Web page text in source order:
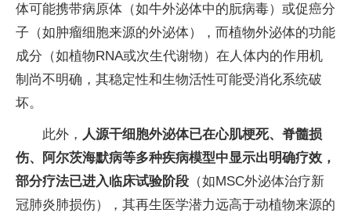
体可能携带病原体（如牛外泌体中的朊病毒）或促癌分
子（如肿瘤细胞来源的外泌体），而植物外泌体的功能
成分（如植物RNA或次生代谢物）在人体内的作用机
制尚不明确，其稳定性和生物活性可能受消化系统破
坏。
此外， 人源干细胞外泌体已在心肌梗死、脊髓损
伤、阿尔茨海默病等多种疾病模型中显示出明确疗效，
部分疗法已进入临床试验阶段 （如MSC外泌体治疗新
冠肺炎肺损伤），其再生医学潜力远高于动植物来源的